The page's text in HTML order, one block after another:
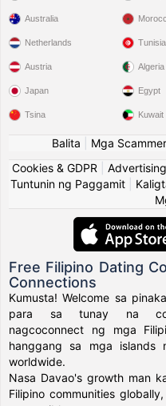
Australia
Netherlands
Austria
Japan
Tsina
Tunisia
Algeria
Egypt
Kuwait
Balita Mga Scammer
Cookies & GDPR
Advertising
Tuntunin ng Paggamit
Free Filipino Dating
Connections
Kumusta! Welcome sa
para sa tunay na
nagcoconnect ng mga
hanggang sa mga islands
worldwide.
Nasa Davao's growth man
Filipino communities